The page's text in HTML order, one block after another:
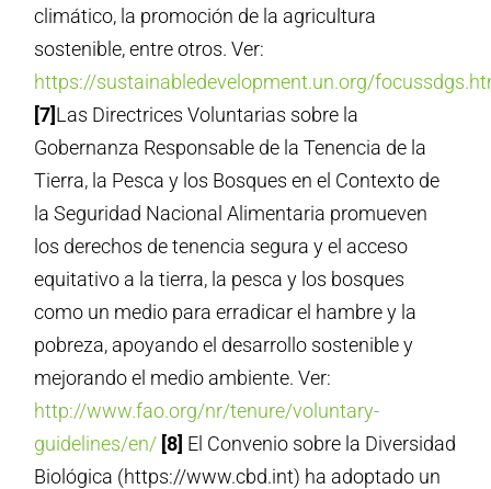
climático, la promoción de la agricultura
sostenible, entre otros. Ver:
https://sustainabledevelopment.un.org/
[7]Las Directrices Voluntarias sobre la
Gobernanza Responsable de la Tenencia de la
Tierra, la Pesca y los Bosques en el Contexto de
la Seguridad Nacional Alimentaria promueven
los derechos de tenencia segura y el acceso
equitativo a la tierra, la pesca y los bosques
como un medio para erradicar el hambre y la
pobreza, apoyando el desarrollo sostenible y
mejorando el medio ambiente. Ver:
http://www.fao.org/nr/tenure/voluntary-
guidelines/en/ [8] El Convenio sobre la Diversidad
Biológica (https://www.cbd.int) ha adoptado un